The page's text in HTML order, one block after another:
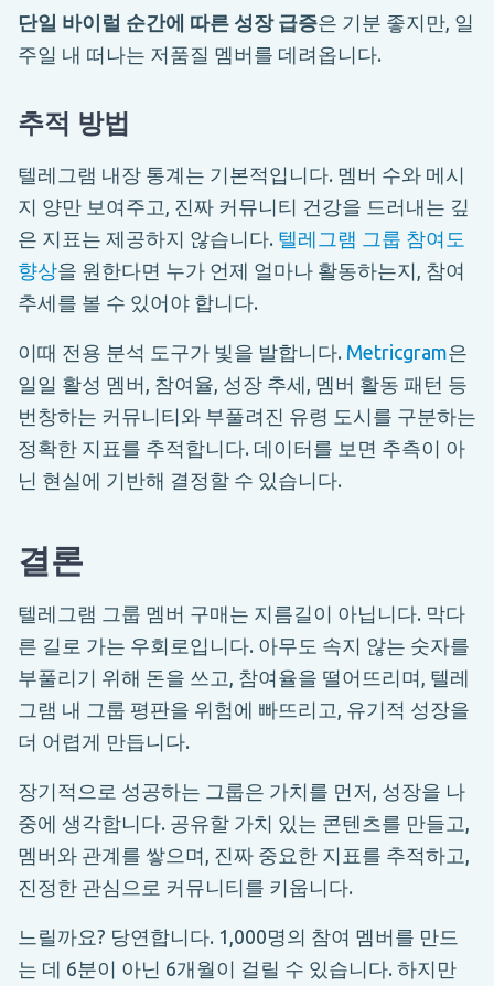
단일 바이럴 순간에 따른 성장 급증은 기분 좋지만, 일
주일 내 떠나는 저품질 멤버를 데려옵니다.
추적 방법
텔레그램 내장 통계는 기본적입니다. 멤버 수와 메시
지 양만 보여주고, 진짜 커뮤니티 건강을 드러내는 깊
은 지표는 제공하지 않습니다. 텔레그램 그룹 참여도
향상을 원한다면 누가 언제 얼마나 활동하는지, 참여
추세를 볼 수 있어야 합니다.
이때 전용 분석 도구가 빛을 발합니다. Metricgram은
일일 활성 멤버, 참여율, 성장 추세, 멤버 활동 패턴 등
번창하는 커뮤니티와 부풀려진 유령 도시를 구분하는
정확한 지표를 추적합니다. 데이터를 보면 추측이 아
닌 현실에 기반해 결정할 수 있습니다.
결론
텔레그램 그룹 멤버 구매는 지름길이 아닙니다. 막다
른 길로 가는 우회로입니다. 아무도 속지 않는 숫자를
부풀리기 위해 돈을 쓰고, 참여율을 떨어뜨리며, 텔레
그램 내 그룹 평판을 위험에 빠뜨리고, 유기적 성장을
더 어렵게 만듭니다.
장기적으로 성공하는 그룹은 가치를 먼저, 성장을 나
중에 생각합니다. 공유할 가치 있는 콘텐츠를 만들고,
멤버와 관계를 쌓으며, 진짜 중요한 지표를 추적하고,
진정한 관심으로 커뮤니티를 키웁니다.
느릴까요? 당연합니다. 1,000명의 참여 멤버를 만드
는 데 6분이 아닌 6개월이 걸릴 수 있습니다. 하지만